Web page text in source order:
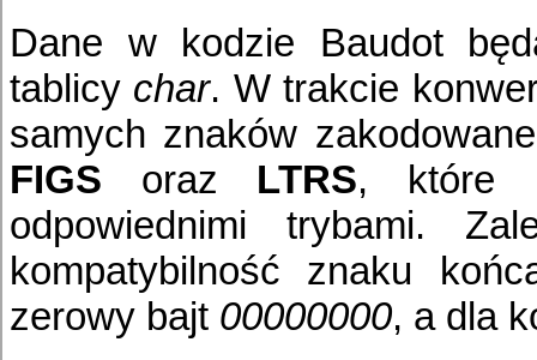
Dane w kodzie Baudot
tablicy char. W trakcie
samych znaków
FIGS oraz LTRS, które
odpowiednimi trybami.
kompatybilność znaku
zerowy bajt 00000000, a dla